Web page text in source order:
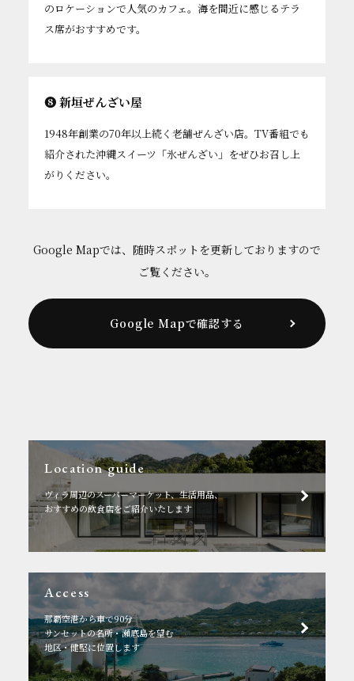
のロケーションで人気のカフェ。海を間近に感じるテラ
ス席がおすすめです。
❽ 新垣ぜんざい屋
1948年創業の70年以上続く老舗ぜんざい店。TV番組でも
紹介された沖縄スイーツ「氷ぜんざい」をぜひお召し上
がりください。
Google Mapでは、随時スポットを更新しておりますので
ご覧ください。
Google Mapで確認する
Location guide
ヴィラ周辺のスーパーマーケット、生活用品、
おすすめの飲食店をご紹介いたします
Access
那覇空港から車で90分
サンセットの名所・瀬底島を望む
地区・健堅に位置します